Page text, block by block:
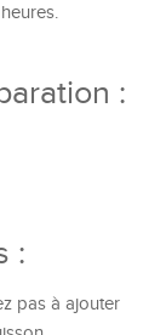
:
:
pas à ajouter